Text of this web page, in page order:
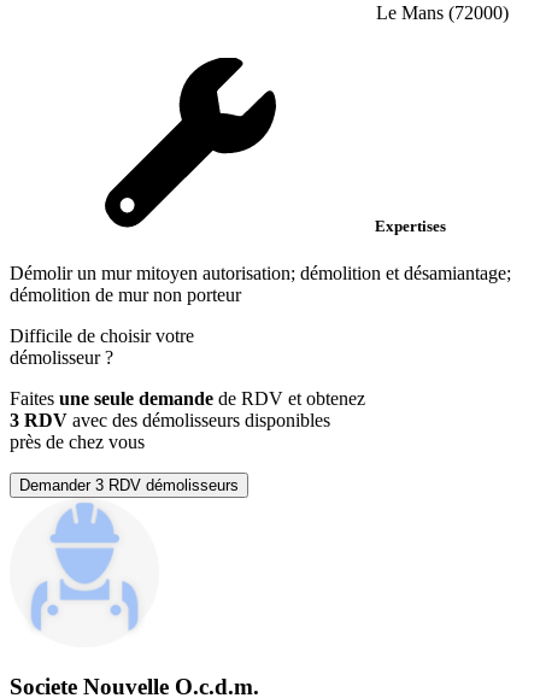
Le Mans (72000)
Expertises
Démolir un mur mitoyen autorisation; démolition et désamiantage;
démolition de mur non porteur
Difficile de choisir votre
démolisseur?
Faites une seule demande de RDV et obtenez
3 RDV avec des démolisseurs disponibles
près de chez vous
Demander 3 RDV démolisseurs
Societe Nouvelle O.c.d.m.